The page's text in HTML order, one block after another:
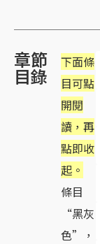
章節
目錄
下面條
目可點
開閱
讀，再
點即收
起。
條目
“黑灰
色”，